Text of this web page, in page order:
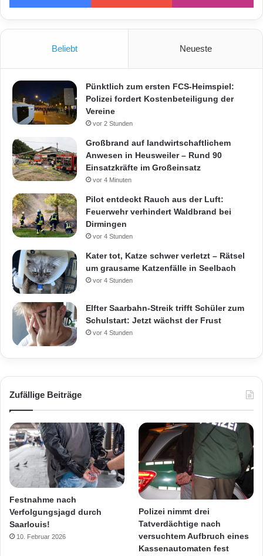
Beliebt Neueste
Pünktlich zum ersten FCS-Heimspiel:
Polizei fordert Kostenbeteiligung der
Vereine
vor 2 Stunden
Großbrand auf landwirtschaftlichem
Anwesen in Heusweiler – Rund 90
Einsatzkräfte im Großeinsatz
vor 4 Minuten
Pilot entdeckt Rauch aus der Luft:
Feuerwehr verhindert Waldbrand bei
Dirmingen
vor 4 Stunden
Kater tot, Katze schwer verletzt – Rätsel
um grausame Katzenfälle in Seelbach
vor 4 Stunden
Elfter Saarbahn-Streik trifft Schüler zum
Schulstart: Jetzt wächst der Frust
vor 4 Stunden
Zufällige Beiträge
Festnahme nach
Verfolgungsjagd durch
Saarlouis!
10. Februar 2026
Polizei nimmt drei
Tatverdächtige nach
versuchtem Aufbruch eines
Kassenautomaten fest